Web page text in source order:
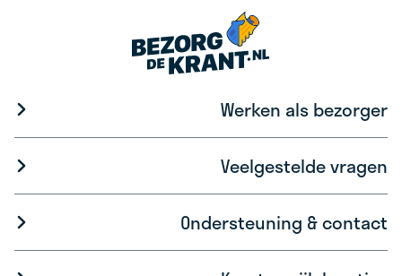
Werken als bezorger
Veelgestelde vragen
Ondersteuning & contact